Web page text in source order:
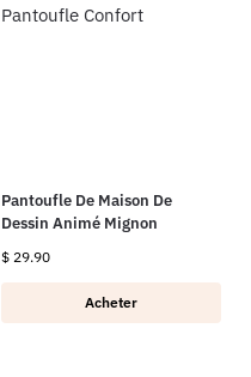
Pantoufle De Maison De
Dessin Animé Mignon
$ 29.90
Acheter